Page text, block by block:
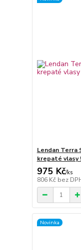
Lendan Terra
krepaté vlasy
975 Kč/ks
806 Kč bez
Novinka